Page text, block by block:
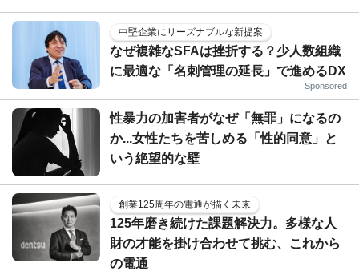
中堅企業にリーズナブルな新提案
なぜ複雑なSFAは挫折する？少人数組織
に最適な「名刺管理の延長」で進めるDX
Sponsored
性暴力の加害者がなぜ「無罪」になるの
か...女性たちを苦しめる「性的同意」と
いう絶望的な壁
創業125周年の電通が描く未来
125年磨き続けた課題解決力。多様な人
財の才能を掛け合わせて挑む、これから
の電通